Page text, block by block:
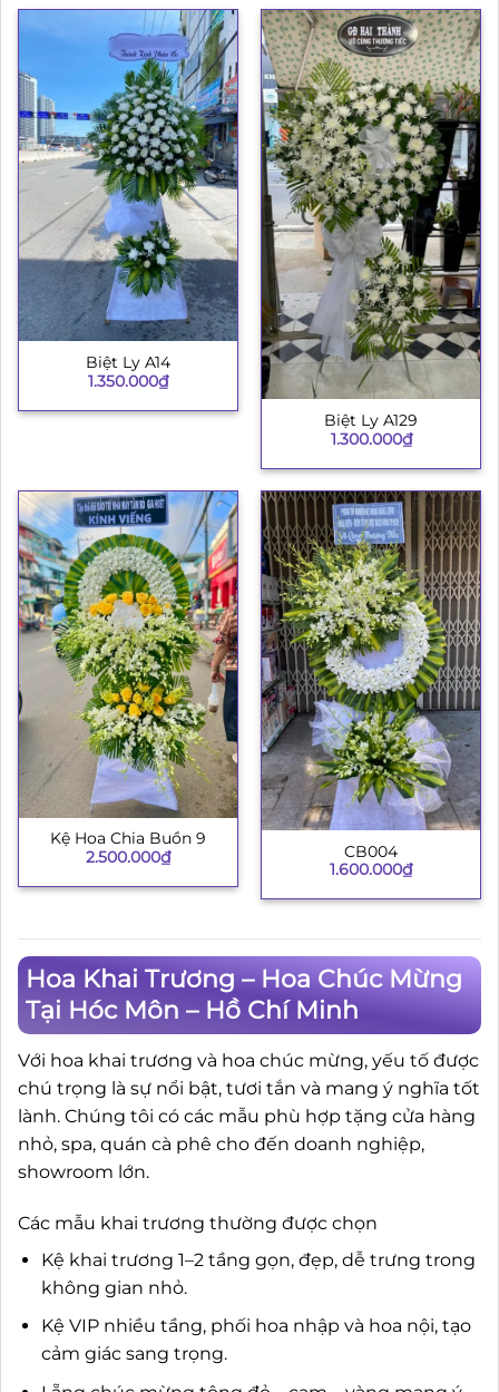
Biệt Ly A14
1.350.000₫
Biệt Ly A129
1.300.000₫
Kệ Hoa Chia Buồn 9
2.500.000₫
CB004
1.600.000₫
Hoa Khai Trương – Hoa Chúc Mừng
Tại Hóc Môn – Hồ Chí Minh
Với hoa khai trương và hoa chúc mừng, yếu tố được
chú trọng là sự nổi bật, tươi tắn và mang ý nghĩa tốt
lành. Chúng tôi có các mẫu phù hợp tặng cửa hàng
nhỏ, spa, quán cà phê cho đến doanh nghiệp,
showroom lớn.
Các mẫu khai trương thường được chọn
Kệ khai trương 1–2 tầng gọn, đẹp, dễ trưng trong
không gian nhỏ.
Kệ VIP nhiều tầng, phối hoa nhập và hoa nội, tạo
cảm giác sang trọng.